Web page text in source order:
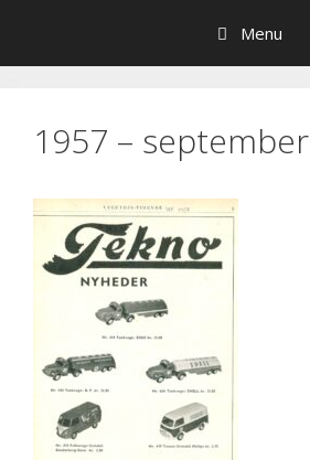
indhold
Menu
1957 – september